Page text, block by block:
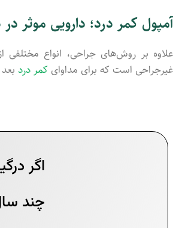
آمپول کمر درد؛ دارویی موثر
علاوه بر روش‌های جراحی، انواع مختلفی
غیرجراحی است که برای مداوای کمر درد